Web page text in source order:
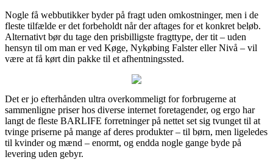
Nogle få webbutikker byder på fragt uden omkostninger, men i de
fleste tilfælde er det forbeholdt når der aftages for et konkret beløb.
Alternativt bør du tage den prisbilligste fragttype, der tit – uden
hensyn til om man er ved Køge, Nykøbing Falster eller Nivå – vil
være at få kørt din pakke til et afhentningssted.
Det er jo efterhånden ultra overkommeligt for forbrugerne at
sammenligne priser hos diverse internet foretagender, og ergo har
langt de fleste BARLIFE forretninger på nettet set sig tvunget til at
tvinge priserne på mange af deres produkter – til børn, men ligeledes
til kvinder og mænd – enormt, og endda nogle gange byde på
levering uden gebyr.